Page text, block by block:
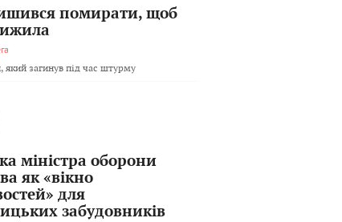
помирати, щоб
який загинув під час штурму
міністра оборони
як «вікно
для
забудовників